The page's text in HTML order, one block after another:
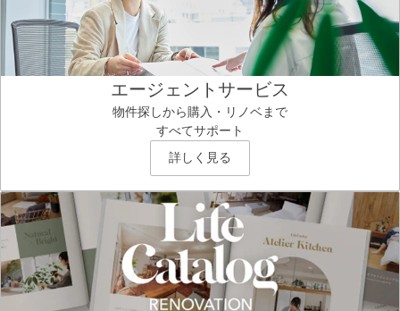
エージェントサービス
物件探しから購入・リノベまで
すべてサポート
詳しく見る